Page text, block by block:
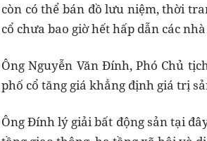
còn có thể bán đồ lưu niệm, thời
cổ chưa bao giờ hết hấp dẫn các
Ông Nguyễn Văn Đính, Phó Chủ
phố cổ tăng giá khẳng định giá trị
Ông Đính lý giải bất động sản tại